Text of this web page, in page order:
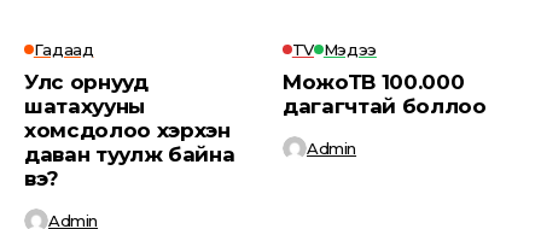
Гадаад
Улс орнууд
шатахууны
хомсдолоо хэрхэн
даван туулж байна
вэ?
Admin
TV Мэдээ
МожоТВ 100.000
дагагчтай боллоо
Admin